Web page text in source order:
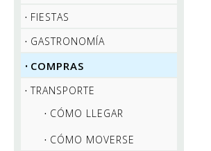
FIESTAS
GASTRONOMÍA
COMPRAS
TRANSPORTE
CÓMO LLEGAR
CÓMO MOVERSE